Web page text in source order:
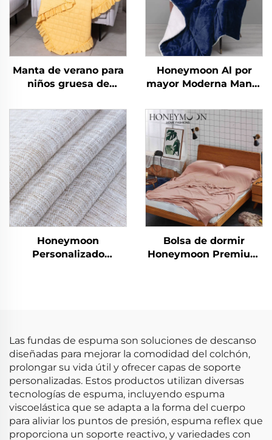
Manta de verano para
niños gruesa de
para recién nacidos,
manta de regalo de
Navidad, tamaño
queen, con volantes
Honeymoon Al por
mayor Moderna Manta
Poliéster Súper Suave
Personalizada
Reversible Doble Cara
de Sherpa
Honeymoon
Personalizado
Bolsa de dormir
Honeymoon Premium
Las fundas de espuma son soluciones de descanso
diseñadas para mejorar la comodidad del colchón,
prolongar su vida útil y ofrecer capas de soporte
personalizadas. Estos productos utilizan diversas
tecnologías de espuma, incluyendo espuma
viscoelástica que se adapta a la forma del cuerpo
para aliviar los puntos de presión, espuma reflex que
proporciona un soporte reactivo, y variedades con